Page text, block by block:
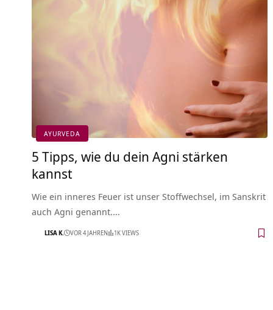
AYURVEDA
5 Tipps, wie du dein Agni stärken
kannst
Wie ein inneres Feuer ist unser Stoffwechsel, im Sanskrit
auch Agni genannt.…
LISA K. VOR 4 JAHREN 1K VIEWS